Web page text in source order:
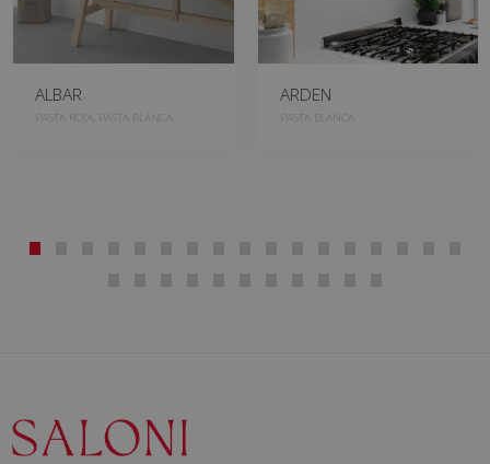
ALBAR
PASTA ROJA, PASTA BLANCA
ARDEN
PASTA BLANCA